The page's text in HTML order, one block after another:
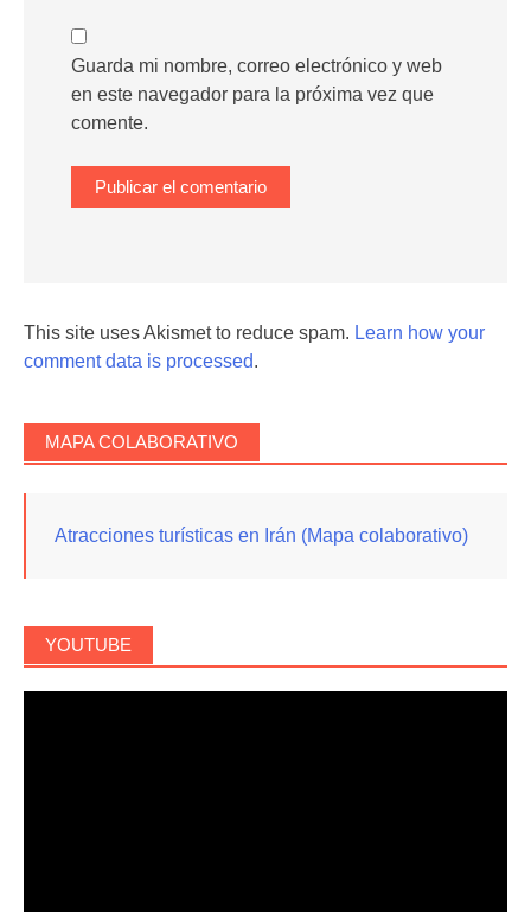
Guarda mi nombre, correo electrónico y web
en este navegador para la próxima vez que
comente.
This site uses Akismet to reduce spam. Learn how your
comment data is processed.
MAPA COLABORATIVO
Atracciones turísticas en Irán (Mapa colaborativo)
YOUTUBE